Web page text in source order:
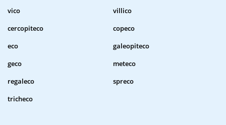
vico
villico
cercopiteco
copeco
eco
galeopiteco
geco
meteco
regaleco
spreco
tricheco